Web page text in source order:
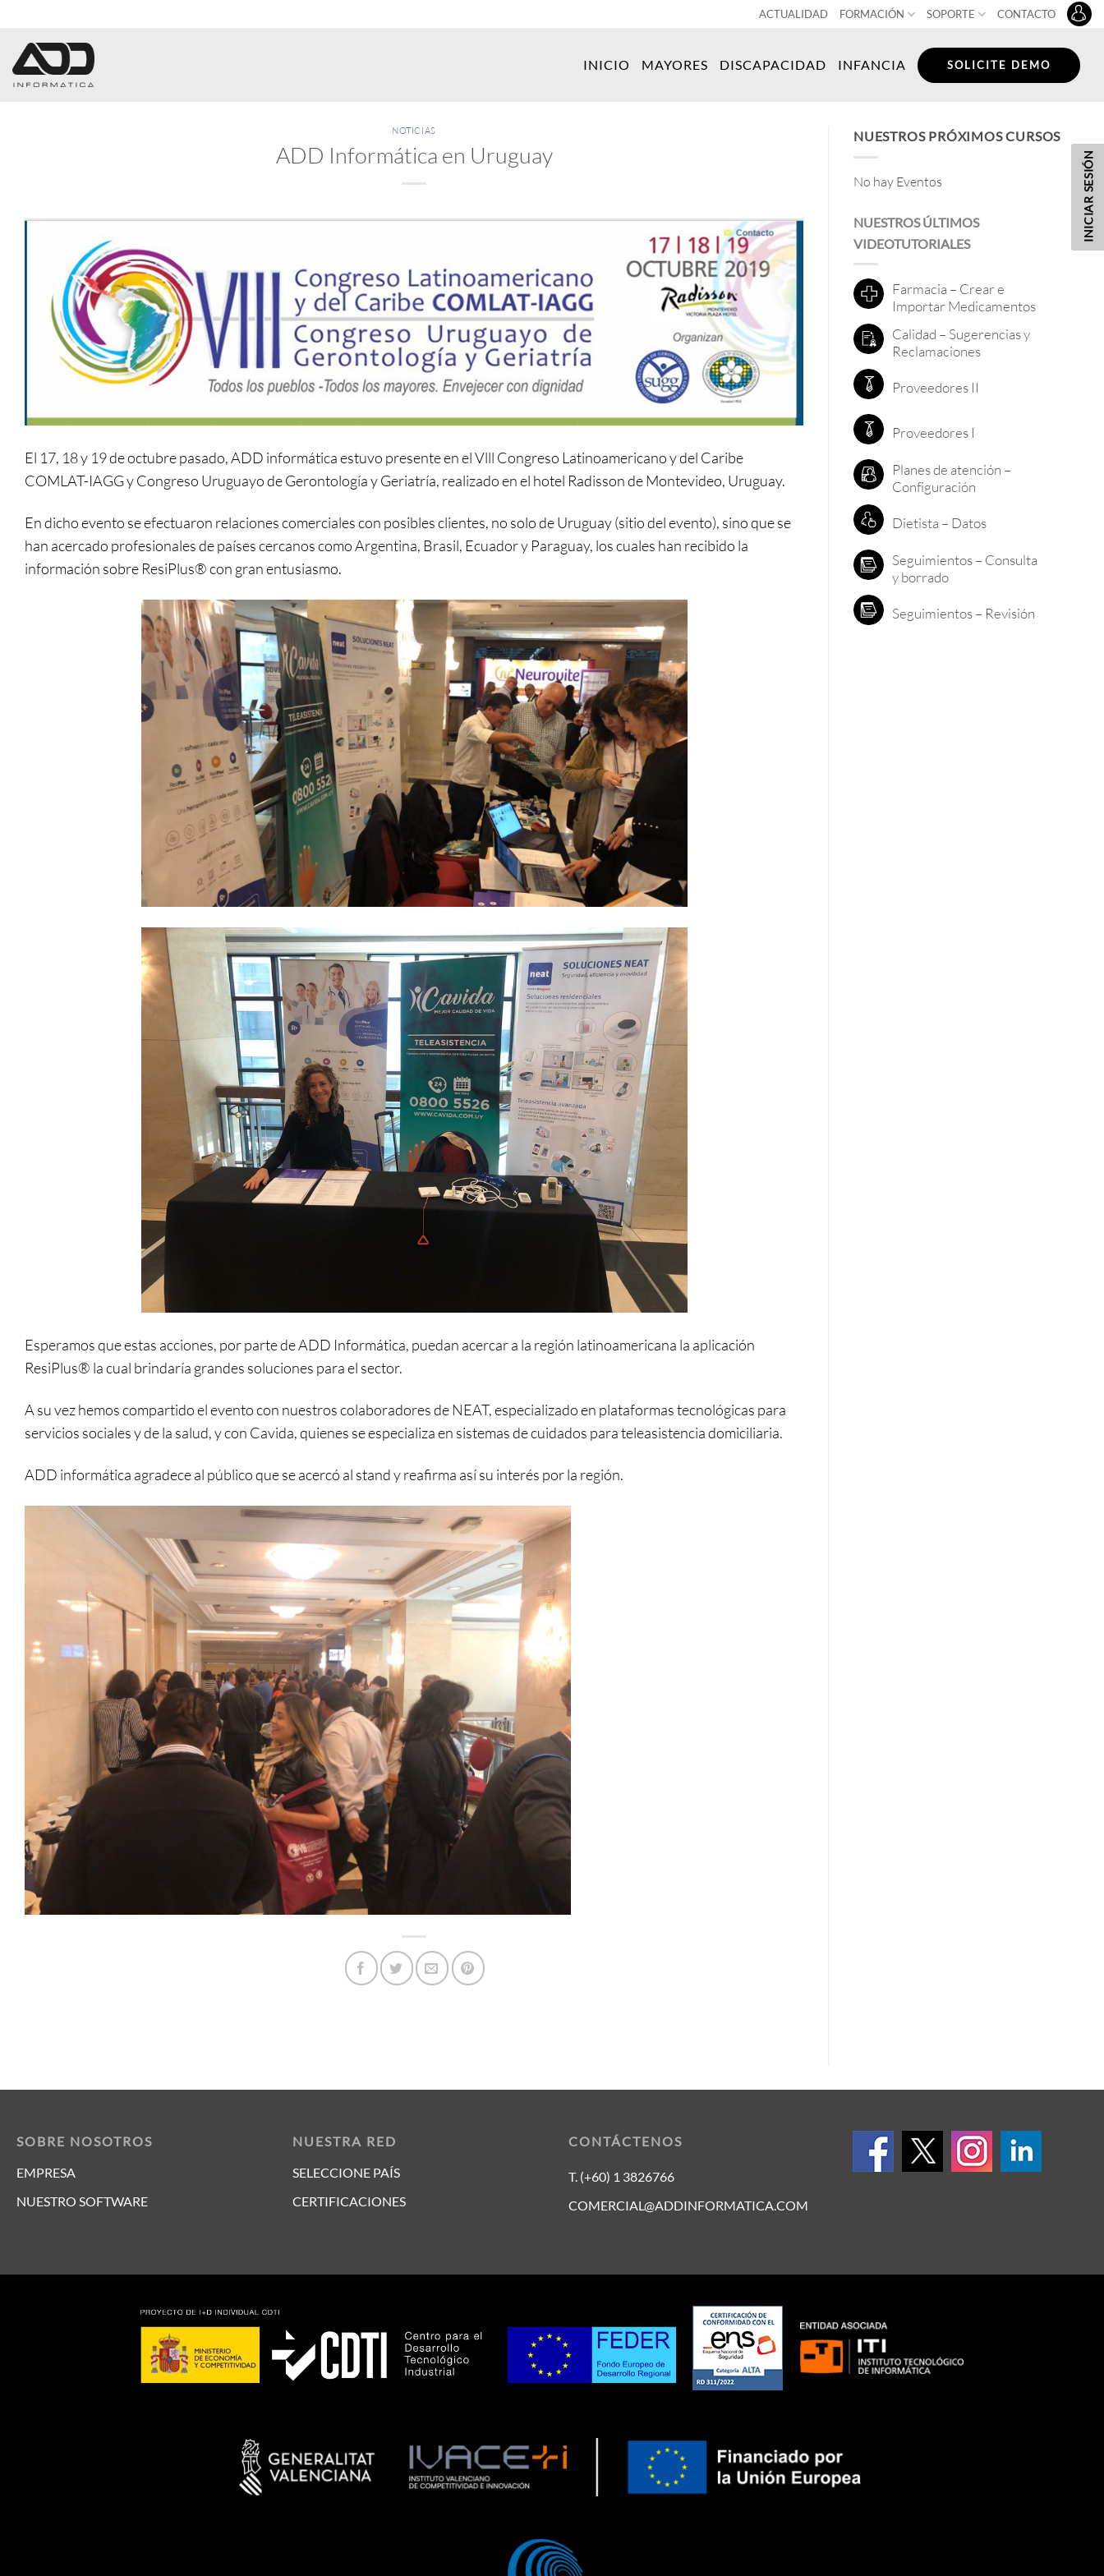
contenido
ACTUALIDAD FORMACIÓN SOPORTE CONTACTO
INICIO MAYORES DISCAPACIDAD INFANCIA SOLICITE DEMO
NOTICIAS
ADD Informática en Uruguay
El 17, 18 y 19 de octubre pasado, ADD informática estuvo presente en el Vlll Congreso Latinoamericano y del Caribe
COMLAT-IAGG y Congreso Uruguayo de Gerontología y Geriatría, realizado en el hotel Radisson de Montevideo, Uruguay.
En dicho evento se efectuaron relaciones comerciales con posibles clientes, no solo de Uruguay (sitio del evento), sino que se
han acercado profesionales de países cercanos como Argentina, Brasil, Ecuador y Paraguay, los cuales han recibido la
información sobre ResiPlus® con gran entusiasmo.
Esperamos que estas acciones, por parte de ADD Informática, puedan acercar a la región latinoamericana la aplicación
ResiPlus® la cual brindaría grandes soluciones para el sector.
A su vez hemos compartido el evento con nuestros colaboradores de NEAT, especializado en plataformas tecnológicas para
servicios sociales y de la salud, y con Cavida, quienes se especializa en sistemas de cuidados para teleasistencia domiciliaria.
ADD informática agradece al público que se acercó al stand y reafirma así su interés por la región.
NUESTROS PRÓXIMOS CURSOS
No hay Eventos
NUESTROS ÚLTIMOS
VIDEOTUTORIALES
Farmacia – Crear e
Importar Medicamentos
Calidad – Sugerencias y
Reclamaciones
Proveedores II
Proveedores I
Planes de atención –
Configuración
Dietista – Datos
Seguimientos – Consulta
y borrado
Seguimientos – Revisión
SOBRE NOSOTROS
EMPRESA
NUESTRO SOFTWARE
NUESTRA RED
SELECCIONE PAÍS
CERTIFICACIONES
CONTÁCTENOS
T. (+60) 1 3826766
COMERCIAL@ADDINFORMATICA.COM
INICIAR SESIÓN